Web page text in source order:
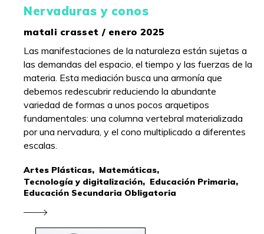
Nervaduras y conos
matali crasset / enero 2025
Las manifestaciones de la naturaleza están sujetas a
las demandas del espacio, el tiempo y las fuerzas de la
materia. Esta mediación busca una armonía que
debemos redescubrir reduciendo la abundante
variedad de formas a unos pocos arquetipos
fundamentales: una columna vertebral materializada
por una nervadura, y el cono multiplicado a diferentes
escalas.
Artes Plásticas, Matemáticas,
Tecnología y digitalización, Educación Primaria,
Educación Secundaria Obligatoria